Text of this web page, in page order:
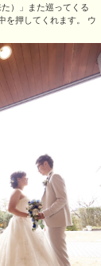
）」また巡ってくる
を押してくれます。 ウ